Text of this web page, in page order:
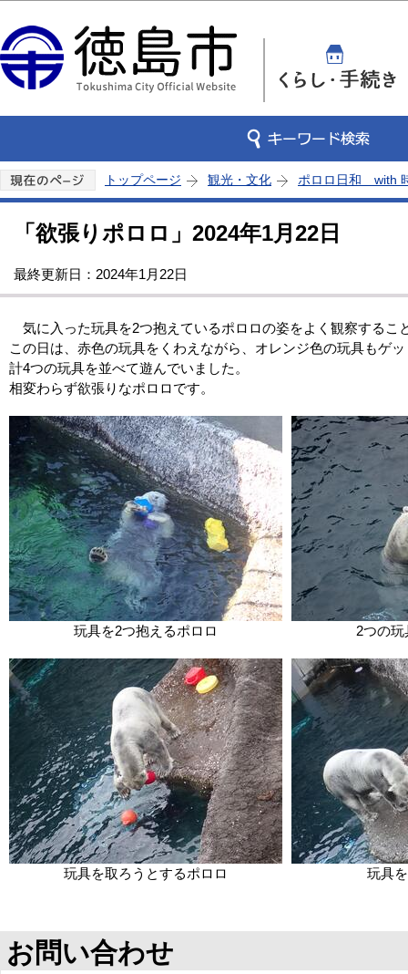
トップページ 観光・文化 ポロロ日和 with
「欲張りポロロ」2024年1月22日
最終更新日：2024年1月22日
気に入った玩具を2つ抱えているポロロの姿をよく観察するこ
この日は、赤色の玩具をくわえながら、オレンジ色の玩具もゲ
計4つの玩具を並べて遊んでいました。
相変わらず欲張りなポロロです。
玩具を2つ抱えるポロロ 2つの
玩具を取ろうとするポロロ 玩具
お問い合わせ